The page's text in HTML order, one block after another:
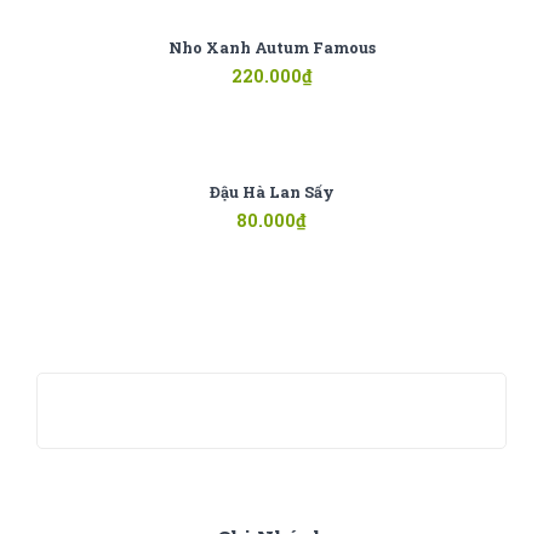
Nho Xanh Autum Famous
220.000₫
Đậu Hà Lan Sấy
80.000₫